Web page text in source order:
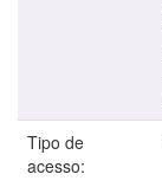
Tipo de
acesso: